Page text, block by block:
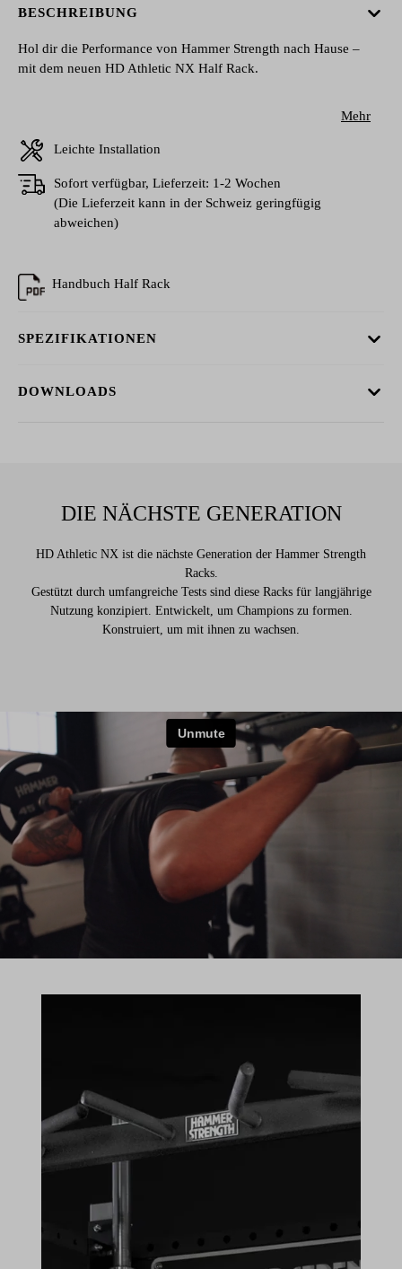
BESCHREIBUNG
Hol dir die Performance von Hammer Strength nach Hause –
mit dem neuen HD Athletic NX Half Rack.
Mehr
Leichte Installation
Sofort verfügbar, Lieferzeit: 1-2 Wochen
(Die Lieferzeit kann in der Schweiz geringfügig
abweichen)
Handbuch Half Rack
SPEZIFIKATIONEN
DOWNLOADS
DIE NÄCHSTE GENERATION
HD Athletic NX ist die nächste Generation der Hammer Strength
Racks.
Gestützt durch umfangreiche Tests sind diese Racks für langjährige
Nutzung konzipiert. Entwickelt, um Champions zu formen.
Konstruiert, um mit ihnen zu wachsen.